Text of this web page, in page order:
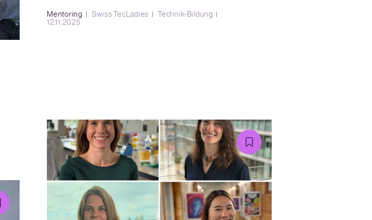
Mentoring Swiss TecLadies
Technik-Bildung
12.11.2025